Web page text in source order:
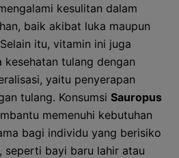
kesulitan dalam
baik akibat luka maupun
itu, vitamin ini juga
tulang dengan
yaitu penyerapan
tulang. Konsumsi Sauropus
memenuhi kebutuhan
bagi individu yang berisiko
seperti bayi baru lahir atau